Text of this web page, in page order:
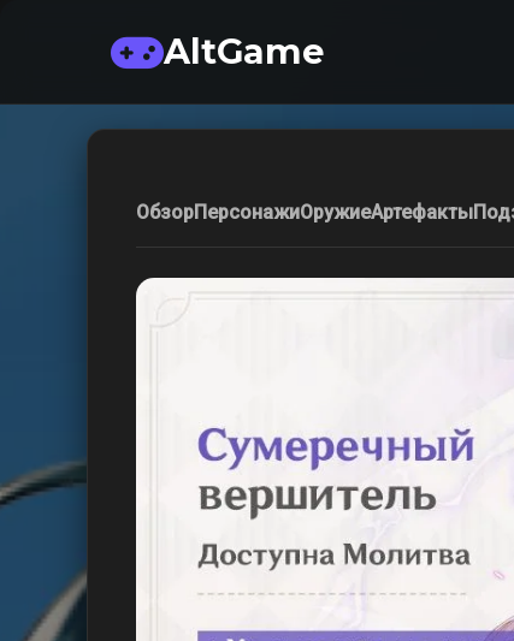
AltGame
ОбзорПерсонажиОружиеАртефакты